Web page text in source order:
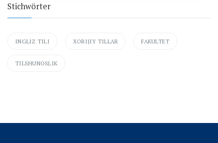
Stichwörter
INGLIZ TILI XORIJIY TILLAR FAKULTET
TILSHUNOSLIK